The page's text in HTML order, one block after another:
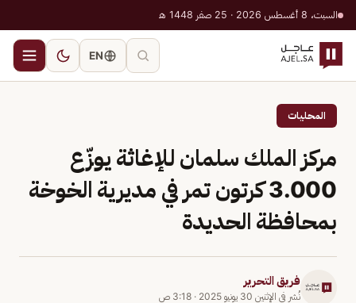
السبت، 8 أغسطس 2026 · 25 صفر 1448 هـ
EN
المحليات
مركز الملك سلمان للإغاثة يوزّع
3.000 كرتون تمر في مديرية الخوخة
بمحافظة الحديدة
فريق التحرير
نُشر في الإثنين 30 يونيو 2025 · 3:18 ص